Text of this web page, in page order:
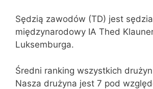
Sędzią zawodów (TD) jest sędzia
międzynarodowy IA Thed
Luksemburga.
Średni ranking wszystkich
Nasza drużyna jest 7 pod